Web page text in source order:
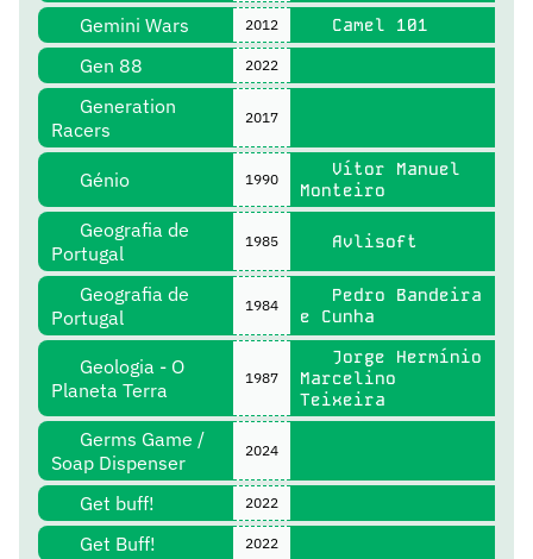
Gemini Wars 2012 Camel 101
Gen 88 2022
Generation
Racers
2017
Génio 1990
Vítor Manuel
Monteiro
Geografia de
Portugal
1985 Avlisoft
Geografia de
Portugal
1984
Pedro Bandeira
e Cunha
Geologia - O
Planeta Terra
1987
Jorge Hermínio
Marcelino
Teixeira
Germs Game /
Soap Dispenser
2024
Get buff! 2022
Get Buff! 2022